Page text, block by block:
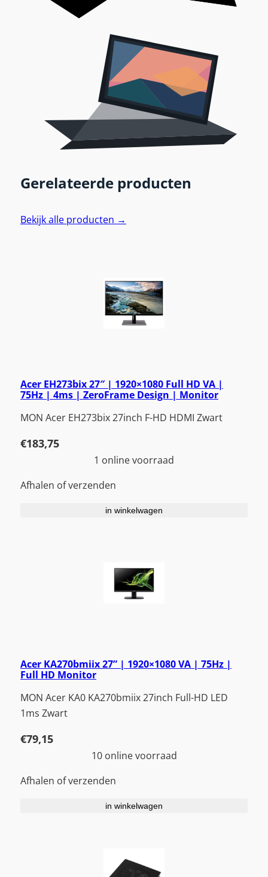
Gerelateerde producten
Bekijk alle producten →
Acer EH273bix 27″ | 1920×1080 Full HD VA |
75Hz | 4ms | ZeroFrame Design | Monitor
MON Acer EH273bix 27inch F-HD HDMI Zwart
€183,75
1 online voorraad
Afhalen of verzenden
in winkelwagen
Acer KA270bmiix 27” | 1920×1080 VA | 75Hz |
Full HD Monitor
MON Acer KA0 KA270bmiix 27inch Full-HD LED
1ms Zwart
€79,15
10 online voorraad
Afhalen of verzenden
in winkelwagen